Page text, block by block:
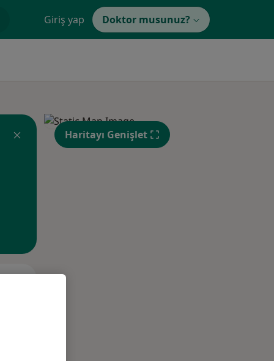
Giriş yap Doktor musunuz?
Haritayı Genişlet